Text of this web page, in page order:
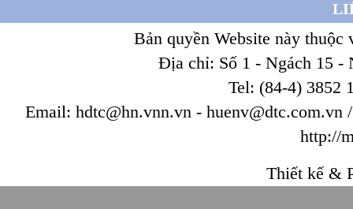
Bản quyền Website này thuộc
Địa chỉ: Số 1 - Ngách 15 -
Tel: (84-4) 3852
Email: hdtc@hn.vnn.vn -
http://
Thiết kế &